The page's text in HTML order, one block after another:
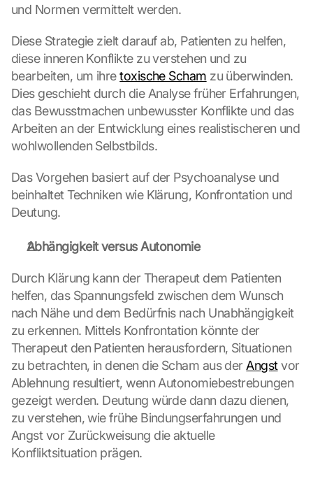
und Normen vermittelt werden.
Diese Strategie zielt darauf ab, Patienten zu helfen,
diese inneren Konflikte zu verstehen und zu
bearbeiten, um ihre toxische Scham zu überwinden.
Dies geschieht durch die Analyse früher Erfahrungen,
das Bewusstmachen unbewusster Konflikte und das
Arbeiten an der Entwicklung eines realistischeren und
wohlwollenden Selbstbilds.
Das Vorgehen basiert auf der Psychoanalyse und
beinhaltet Techniken wie Klärung, Konfrontation und
Deutung.
Abhängigkeit versus Autonomie
Durch Klärung kann der Therapeut dem Patienten
helfen, das Spannungsfeld zwischen dem Wunsch
nach Nähe und dem Bedürfnis nach Unabhängigkeit
zu erkennen. Mittels Konfrontation könnte der
Therapeut den Patienten herausfordern, Situationen
zu betrachten, in denen die Scham aus der Angst vor
Ablehnung resultiert, wenn Autonomiebestrebungen
gezeigt werden. Deutung würde dann dazu dienen,
zu verstehen, wie frühe Bindungserfahrungen und
Angst vor Zurückweisung die aktuelle
Konfliktsituation prägen.